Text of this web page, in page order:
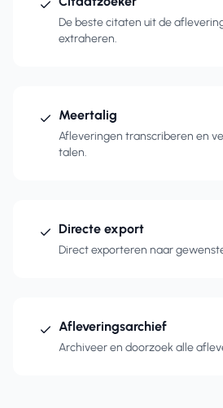
De beste citaten uit de
extraheren.
Meertalig
Afleveringen transcriberen en
talen.
Directe export
Direct exporteren naar
Afleveringsarchief
Archiveer en doorzoek alle